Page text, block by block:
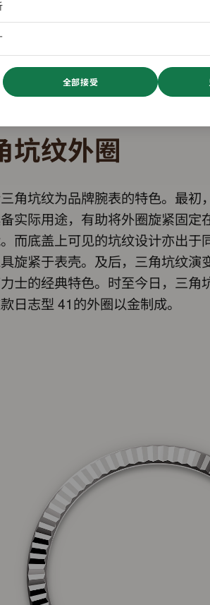
坑纹外圈
角坑纹为品牌腕表的特色。最初
实际用途，有助将外圈旋紧固定
而底盖上可见的坑纹设计亦出于
旋紧于表壳。及后，三角坑纹演
士的经典特色。时至今日，三角
日志型 41的外圈以金制成。
全部接受